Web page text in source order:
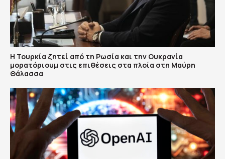
Η Τουρκία ζητεί από τη Ρωσία και την Ουκρανία
μορατόριουμ στις επιθέσεις στα πλοία στη Μαύρη
Θάλασσα